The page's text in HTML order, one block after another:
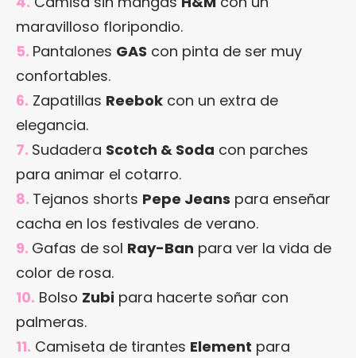
maravilloso floripondio.
5. Pantalones GAS con pinta de ser muy
confortables.
6. Zapatillas Reebok con un extra de
elegancia.
7. Sudadera Scotch & Soda con parches
para animar el cotarro.
8. Tejanos shorts Pepe Jeans para enseñar
cacha en los festivales de verano.
9. Gafas de sol Ray-Ban para ver la vida de
color de rosa.
10. Bolso Zubi para hacerte soñar con
palmeras.
11. Camiseta de tirantes Element para